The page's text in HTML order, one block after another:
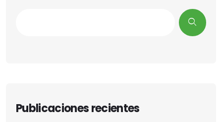
Publicaciones recientes